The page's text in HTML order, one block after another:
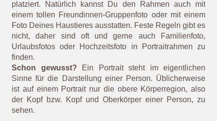
Tischrahmenoder als dekoratives Highlight im Regal
aufgestellt oder auf der Fensterablage eingesetzt und
entpuppen sich als wahre Wohnaccessoires.
Wozu werden Portraitrahmengenutzt?
Portraitrahmen werden, wie der Name es schon
vermuten lässt, klassischerweise mit einem Portraitfoto
ausgestattet: Ein Foto Deines Schatzes oder einer
nahestehenden Person, werden in diesem Bilderrahmen
platziert. Natürlich kannst Du den Rahmen auch mit